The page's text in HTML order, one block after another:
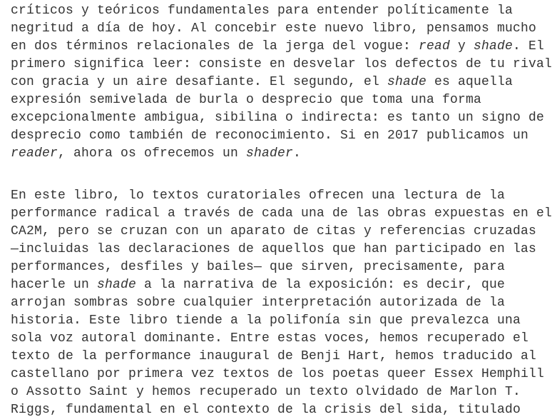
críticos y teóricos fundamentales para entender políticamente la
negritud a día de hoy. Al concebir este nuevo libro, pensamos mucho
en dos términos relacionales de la jerga del vogue: read y shade . El
primero significa leer: consiste en desvelar los defectos de tu rival
con gracia y un aire desafiante. El segundo, el shade es aquella
expresión semivelada de burla o desprecio que toma una forma
excepcionalmente ambigua, sibilina o indirecta: es tanto un signo de
desprecio como también de reconocimiento. Si en 2017 publicamos un
reader , ahora os ofrecemos un shader .
En este libro, lo textos curatoriales ofrecen una lectura de la
performance radical a través de cada una de las obras expuestas en el
CA2M, pero se cruzan con un aparato de citas y referencias cruzadas
―incluidas las declaraciones de aquellos que han participado en las
performances, desfiles y bailes― que sirven, precisamente, para
hacerle un shade a la narrativa de la exposición: es decir, que
arrojan sombras sobre cualquier interpretación autorizada de la
historia. Este libro tiende a la polifonía sin que prevalezca una
sola voz autoral dominante. Entre estas voces, hemos recuperado el
texto de la performance inaugural de Benji Hart, hemos traducido al
castellano por primera vez textos de los poetas queer Essex Hemphill
o Assotto Saint y hemos recuperado un texto olvidado de Marlon T.
Riggs, fundamental en el contexto de la crisis del sida, titulado